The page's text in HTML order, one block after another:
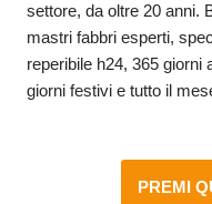
settore, da oltre 20 anni.
mastri fabbri esperti,
reperibile h24, 365 giorni
giorni festivi e tutto il
PREMI